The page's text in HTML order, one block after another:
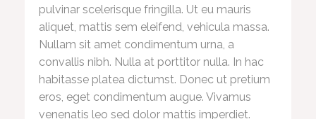
pulvinar scelerisque fringilla. Ut eu mauris
aliquet, mattis sem eleifend, vehicula massa.
Nullam sit amet condimentum urna, a
convallis nibh. Nulla at porttitor nulla. In hac
habitasse platea dictumst. Donec ut pretium
eros, eget condimentum augue. Vivamus
venenatis leo sed dolor mattis imperdiet.